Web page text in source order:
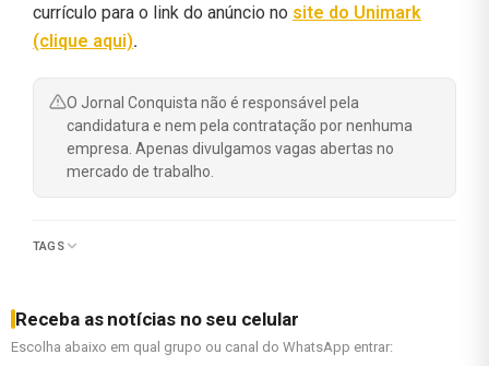
currículo para o link do anúncio no site do Unimark
(clique aqui).
O Jornal Conquista não é responsável pela
candidatura e nem pela contratação por nenhuma
empresa. Apenas divulgamos vagas abertas no
mercado de trabalho.
TAGS
Receba as notícias no seu celular
Escolha abaixo em qual grupo ou canal do WhatsApp entrar: